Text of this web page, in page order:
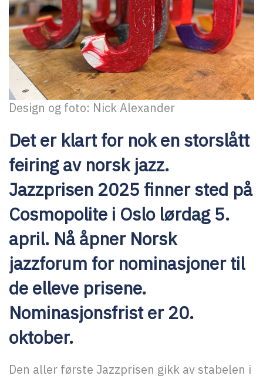
Design og foto: Nick Alexander
Det er klart for nok en storslått
feiring av norsk jazz.
Jazzprisen 2025 finner sted på
Cosmopolite i Oslo lørdag 5.
april. Nå åpner Norsk
jazzforum for nominasjoner til
de elleve prisene.
Nominasjonsfrist er 20.
oktober.
Den aller første Jazzprisen gikk av stabelen i